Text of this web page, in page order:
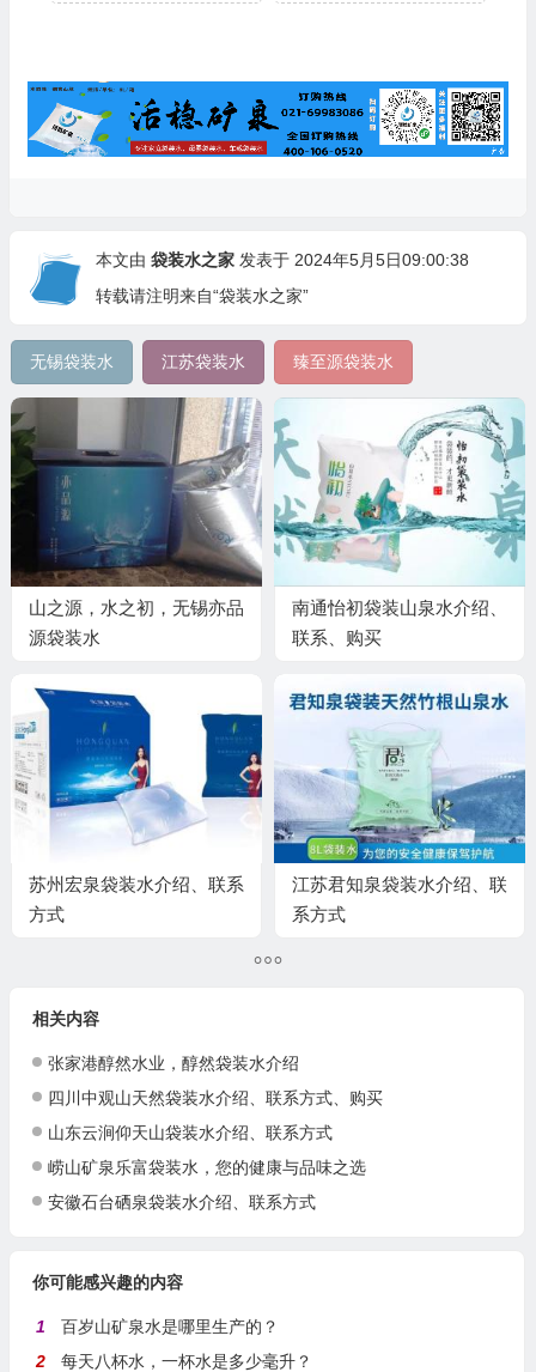
本文由 袋装水之家发表于 2024年5月5日09:00:38
转载请注明来自“袋装水之家”
无锡袋装水 江苏袋装水 臻至源袋装水
山之源，水之初，无锡亦品
源袋装水
南通怡初袋装山泉水介绍、
联系、购买
苏州宏泉袋装水介绍、联系
方式
江苏君知泉袋装水介绍、联
系方式
相关内容
张家港醇然水业，醇然袋装水介绍
四川中观山天然袋装水介绍、联系方式、购买
山东云涧仰天山袋装水介绍、联系方式
崂山矿泉乐富袋装水，您的健康与品味之选
安徽石台硒泉袋装水介绍、联系方式
你可能感兴趣的内容
1
百岁山矿泉水是哪里生产的？
2
每天八杯水，一杯水是多少毫升？